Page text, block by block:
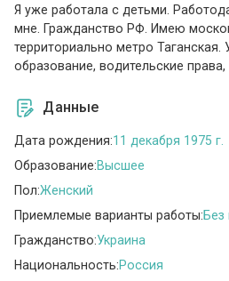
Я уже работала с детьми.
мне. Гражданство РФ. Имею
территориально метро
образование, водительские
Данные
Дата рождения:11 декабря 1975 г.
Образование:Высшее
Пол:Женский
Приемлемые варианты работы:
Гражданство:Украина
Национальность:Россия